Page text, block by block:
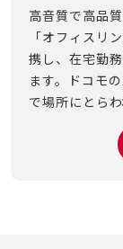
高音質で高品
「オフィスリ
携し、在宅勤
ます。ドコモ
で場所にとら